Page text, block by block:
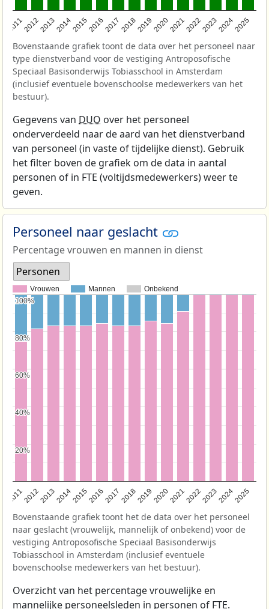
201120122013201420152016201720182019202020212022202320242025
Bovenstaande grafiek toont de data over het personeel naar
type dienstverband voor de vestiging Antroposofische
Speciaal Basisonderwijs Tobiasschool in Amsterdam
(inclusief eventuele bovenschoolse medewerkers van het
bestuur).
Gegevens van DUO over het personeel
onderverdeeld naar de aard van het dienstverband
van personeel (in vaste of tijdelijke dienst). Gebruik
het filter boven de grafiek om de data in aantal
personen of in FTE (voltijdsmedewerkers) weer te
geven.
Personeel naar geslacht
Percentage vrouwen en mannen in dienst
Personen
Vrouwen Mannen Onbekend
201120122013201420152016201720182019202020212022202320242025
20%
20%
40%
40%
60%
60%
80%
80%
100%
100%
Bovenstaande grafiek toont het de data over het personeel
naar geslacht (vrouwelijk, mannelijk of onbekend) voor de
vestiging Antroposofische Speciaal Basisonderwijs
Tobiasschool in Amsterdam (inclusief eventuele
bovenschoolse medewerkers van het bestuur).
Overzicht van het percentage vrouwelijke en
mannelijke personeelsleden in personen of FTE.